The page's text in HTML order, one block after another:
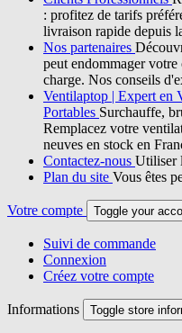
: profitez de tarifs
livraison rapide depuis
Nos partenaires
peut endommager
charge. Nos conseils
Ventilaptop | Expert en
Portables Surchauffe,
Remplacez votre
neuves en stock en
Contactez-nous Utiliser
Plan du site Vous êtes
Votre compte Toggle your
Suivi de commande
Connexion
Créez votre compte
Informations Toggle store